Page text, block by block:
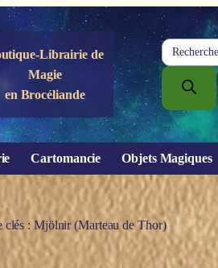
Librairie de
Magie
en Brocéliande
Recherche
de
produits
Cartomancie Objets Magiques
clés : Mjölnir (Marteau de Thor)